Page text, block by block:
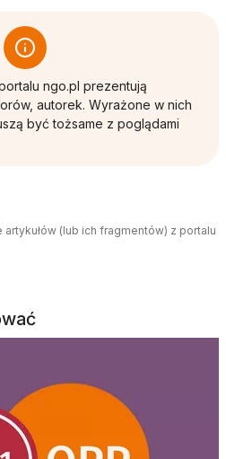
ngo.pl prezentują
autorek. Wyrażone w nich
być tożsame z poglądami
(lub ich fragmentów) z portalu